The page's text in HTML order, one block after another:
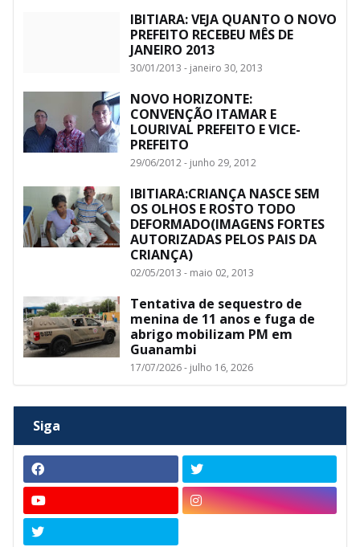
IBITIARA: VEJA QUANTO O NOVO
PREFEITO RECEBEU MÊS DE
JANEIRO 2013
30/01/2013 - janeiro 30, 2013
NOVO HORIZONTE:
CONVENÇÃO ITAMAR E
LOURIVAL PREFEITO E VICE-
PREFEITO
29/06/2012 - junho 29, 2012
IBITIARA:CRIANÇA NASCE SEM
OS OLHOS E ROSTO TODO
DEFORMADO(IMAGENS FORTES
AUTORIZADAS PELOS PAIS DA
CRIANÇA)
02/05/2013 - maio 02, 2013
Tentativa de sequestro de
menina de 11 anos e fuga de
abrigo mobilizam PM em
Guanambi
17/07/2026 - julho 16, 2026
Siga